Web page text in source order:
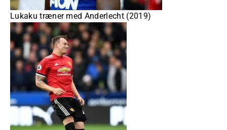
Lukaku træner med Anderlecht (2019)